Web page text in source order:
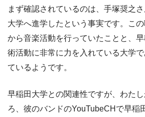
まず確認されているのは、手塚奨之さ
大学へ進学したという事実です。こ
から音楽活動を行っていたことと、
術活動に非常に力を入れている大学
ているようです。
早稲田大学との関連性ですが、わた
ろ、彼のバンドのYouTubeCHで早稲